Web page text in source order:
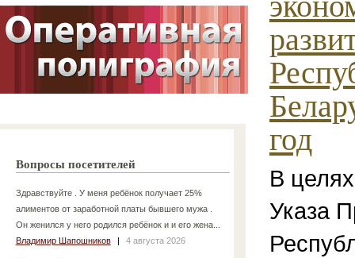
Вопросы посетителей
Здравствуйте . У меня ребёнок получает 25%
алиментов от заработной платы бывшего мужа .
Он женился у него родился ребёнок и и его жена...
Владимир Шапошников
| 4 августа 2026
год
В
Указа